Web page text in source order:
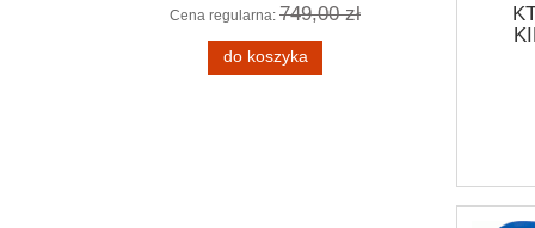
Cena regularna: 749,00 zł
do koszyka